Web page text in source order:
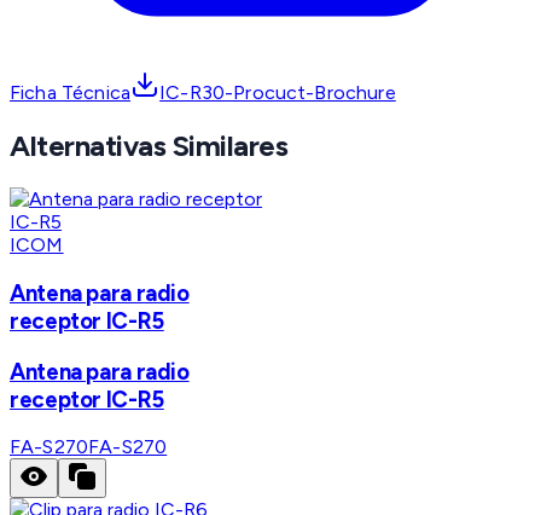
Ficha Técnica IC-R30-Procuct-Brochure
Alternativas Similares
ICOM
Antena para radio
receptor IC-R5
Antena para radio
receptor IC-R5
FA-S270FA-S270